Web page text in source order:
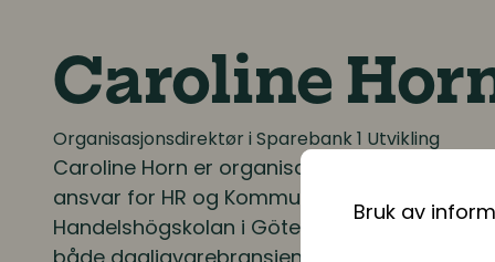
Bruk av
Rekruttering
Onboarding
Kompetanse
Caroline
Organisasjonsdirektør i Sparebank 1 Utvikling
Caroline Horn er organisasjonsdirektør i
ansvar for HR og Kommunikasjon. Hun er
Handelshögskolan i Göteborg, og har over